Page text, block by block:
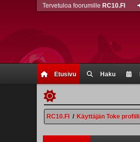
Etusivu Haku
Tervetuloa foorumille RC10.FI
RC10.FI / Käyttäjän Toke profiili